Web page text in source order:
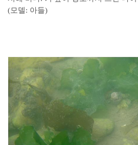
(모델: 아들)